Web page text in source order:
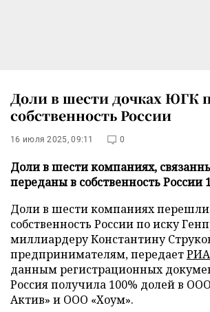
Доли в шести дочках ЮГК
собственность России
16 июля 2025, 09:11 0
Доли в шести компаниях,
переданы в собственность России
Доли в шести компаниях перешли
собственность России по иску
миллиардеру Константину
предпринимателям, передаетРИА
данным регистрационных
Россия получила 100% долей в
Актив» и ООО «Хоум».